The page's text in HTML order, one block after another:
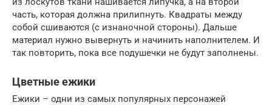
часть, которая должна прилипнуть. Квадраты между
собой сшиваются (с изнаночной стороны). Дальше
материал нужно вывернуть и начинить наполнителем. И
так повторить, пока все подушечки не будут заполнены.
Цветные ежики
Ежики – одни из самых популярных персонажей